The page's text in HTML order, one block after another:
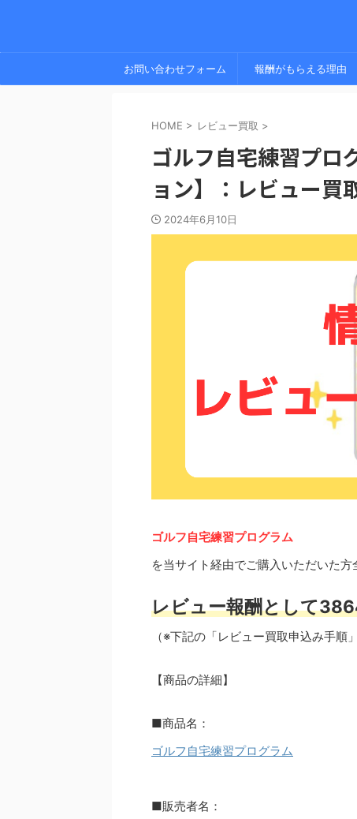
お問い合わせフォーム 報酬がもらえる理由
HOME > レビュー買取 >
ゴルフ自宅練習プロ
ョン】：レビュー買
2024年6月10日
ゴルフ自宅練習プログラム
を当サイト経由でご購入いただいた方
レビュー報酬として
（※下記の「レビュー買取申込み手順
【商品の詳細】
■商品名：
ゴルフ自宅練習プログラム
■販売者名：